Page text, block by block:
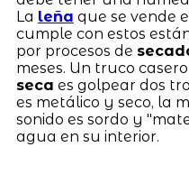
La leña que se vende
cumple con estos
por procesos de
meses. Un truco
seca es golpear dos
es metálico y seco, la
sonido es sordo y
agua en su interior.